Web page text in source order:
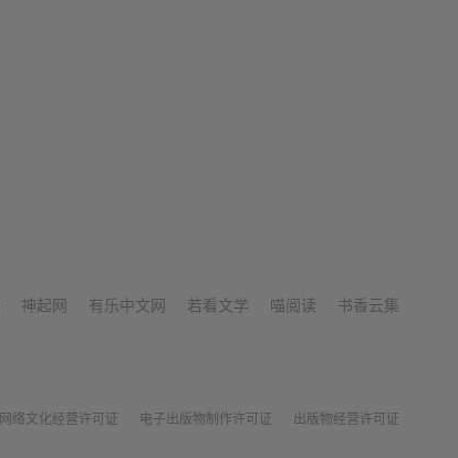
神起网 有乐中文网 若看文学 喵阅读
书香云集
网络文化经营许可证 电子出版物制作许可证
出版物经营许可证